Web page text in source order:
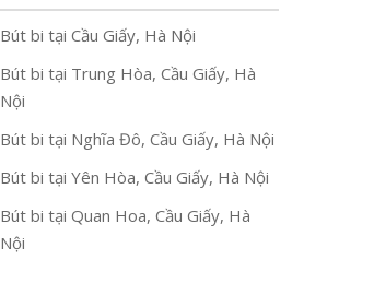
Bút bi tại Cầu Giấy, Hà Nội
Bút bi tại Trung Hòa, Cầu Giấy, Hà
Nội
Bút bi tại Nghĩa Đô, Cầu Giấy, Hà Nội
Bút bi tại Yên Hòa, Cầu Giấy, Hà Nội
Bút bi tại Quan Hoa, Cầu Giấy, Hà
Nội